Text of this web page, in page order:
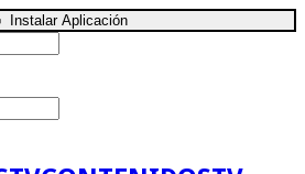
Instalar Aplicación